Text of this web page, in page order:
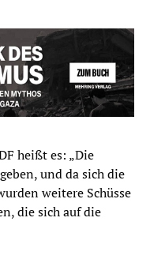
heißt es: „Die
und da sich die
weitere Schüsse
die sich auf die